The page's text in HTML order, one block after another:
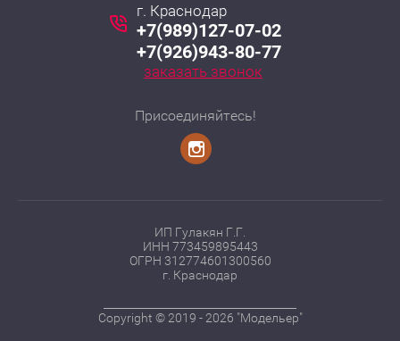
г. Краснодар
+7(989)127-07-02
+7(926)943-80-77
заказать звонок
Присоединяйтесь!
ИП Гулакян Г.Г.
ИНН 773459895443
ОГРН 312774601300560
г. Краснодар
Copyright © 2019 - 2026 "Модельер"